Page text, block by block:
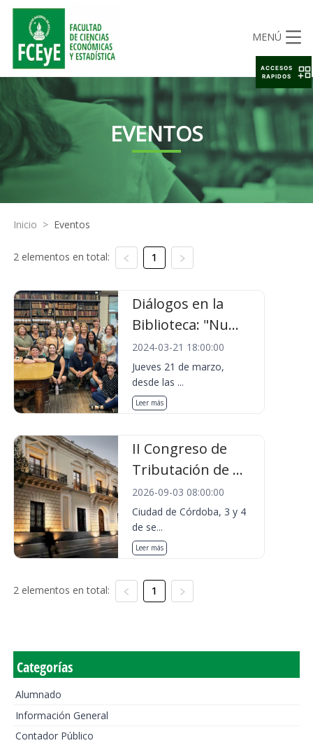
MENÚ
EVENTOS
Inicio > Eventos
2 elementos en total: 1
Diálogos en la
Biblioteca: "Nu...
2024-03-21 18:00:00
Jueves 21 de marzo,
desde las ...
Leer más
II Congreso de
Tributación de ...
2026-09-03 08:00:00
Ciudad de Córdoba, 3 y 4
de se...
Leer más
2 elementos en total: 1
Categorías
Alumnado
Información General
Contador Público
ACCESOS
RAPIDOS